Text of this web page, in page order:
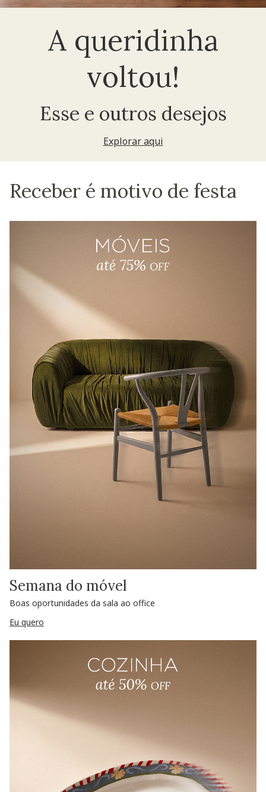
A queridinha
voltou!
Esse e outros desejos
Explorar aqui
Receber é motivo de festa
Semana do móvel
Boas oportunidades da sala ao office
Eu quero